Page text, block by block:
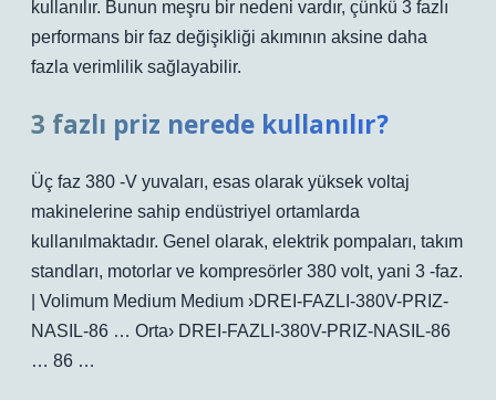
kullanılır. Bunun meşru bir nedeni vardır, çünkü 3 fazlı
performans bir faz değişikliği akımının aksine daha
fazla verimlilik sağlayabilir.
3 fazlı priz nerede kullanılır?
Üç faz 380 -V yuvaları, esas olarak yüksek voltaj
makinelerine sahip endüstriyel ortamlarda
kullanılmaktadır. Genel olarak, elektrik pompaları, takım
standları, motorlar ve kompresörler 380 volt, yani 3 -faz.
| Volimum Medium Medium ›DREI-FAZLI-380V-PRIZ-
NASIL-86 … Orta› DREI-FAZLI-380V-PRIZ-NASIL-86
… 86 …